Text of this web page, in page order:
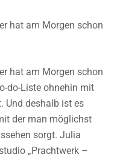
hat am Morgen schon
hat am Morgen schon
do-Liste ohnehin mit
Und deshalb ist es
der man möglichst
sorgt. Julia
„Prachtwerk –